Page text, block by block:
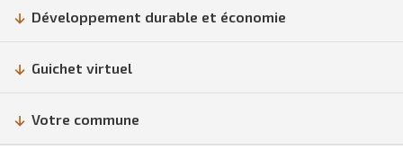
Développement durable et économie
Guichet virtuel
Votre commune